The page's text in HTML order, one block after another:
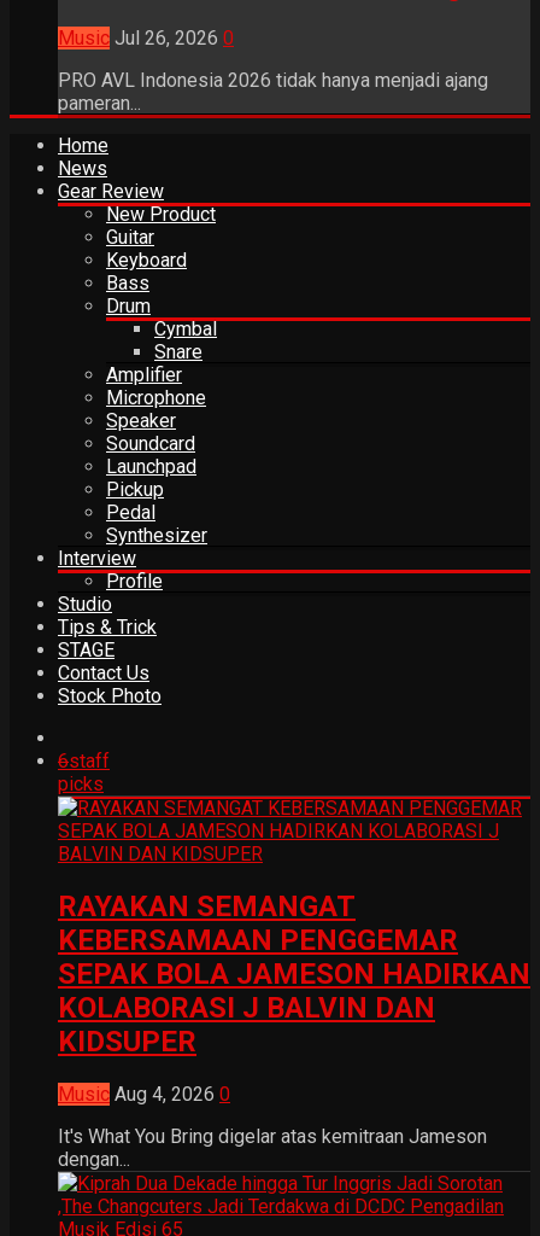
Music Jul 26, 2026 0
PRO AVL Indonesia 2026 tidak hanya menjadi ajang
pameran...
Home
News
Gear Review
New Product
Guitar
Keyboard
Bass
Drum
Cymbal
Snare
Amplifier
Microphone
Speaker
Soundcard
Launchpad
Pickup
Pedal
Synthesizer
Interview
Profile
Studio
Tips & Trick
STAGE
Contact Us
Stock Photo
6staff
picks
RAYAKAN SEMANGAT
KEBERSAMAAN PENGGEMAR
SEPAK BOLA JAMESON HADIRKAN
KOLABORASI J BALVIN DAN
KIDSUPER
Music Aug 4, 2026 0
It's What You Bring digelar atas kemitraan Jameson
dengan...